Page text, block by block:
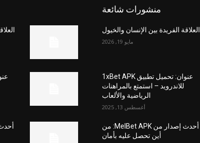
منشورات شائعة
العلاقة الفريدة بين الإنسان والخيول
مايو 19, 2026
عنوان: تحميل تطبيق 1xBet APK
للاندرويد – استمتع بالمراهنات
الرياضية والألعاب
أغسطس 13, 2025
أحدث إصدار من MelBet APK: من
أين تحصل عليه بأمان